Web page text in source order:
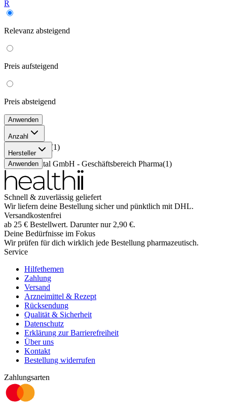
R
Relevanz absteigend
Preis aufsteigend
Preis absteigend
Anwenden
Anzahl
6x21 Stück (1)
Hersteller
Bayer Vital GmbH - Geschäftsbereich Pharma(1)
Anwenden
Schnell & zuverlässig geliefert
Wir liefern deine Bestellung sicher und pünktlich mit DHL.
Versandkostenfrei
ab 25 € Bestellwert. Darunter nur 2,90 €.
Deine Bedürfnisse im Fokus
Wir prüfen für dich wirklich jede Bestellung pharmazeutisch.
Service
Hilfethemen
Zahlung
Versand
Arzneimittel & Rezept
Rücksendung
Qualität & Sicherheit
Datenschutz
Erklärung zur Barrierefreiheit
Über uns
Kontakt
Bestellung widerrufen
Zahlungsarten